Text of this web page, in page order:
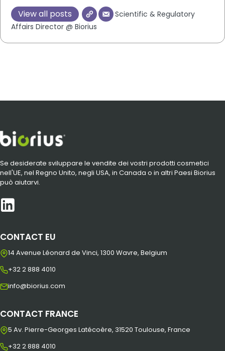
View all posts
Scientific & Regulatory
Affairs Director @ Biorius
Se desiderate sviluppare le vendite dei vostri prodotti cosmetici
nell'UE, nel Regno Unito, negli USA, in Canada o in altri Paesi Biorius
può aiutarvi.
CONTACT EU
14 Avenue Léonard de Vinci, 1300 Wavre, Belgium
+32 2 888 4010
info@biorius.com
CONTACT FRANCE
5 Av. Pierre-Georges Latécoère, 31520 Toulouse, France
+32 2 888 4010